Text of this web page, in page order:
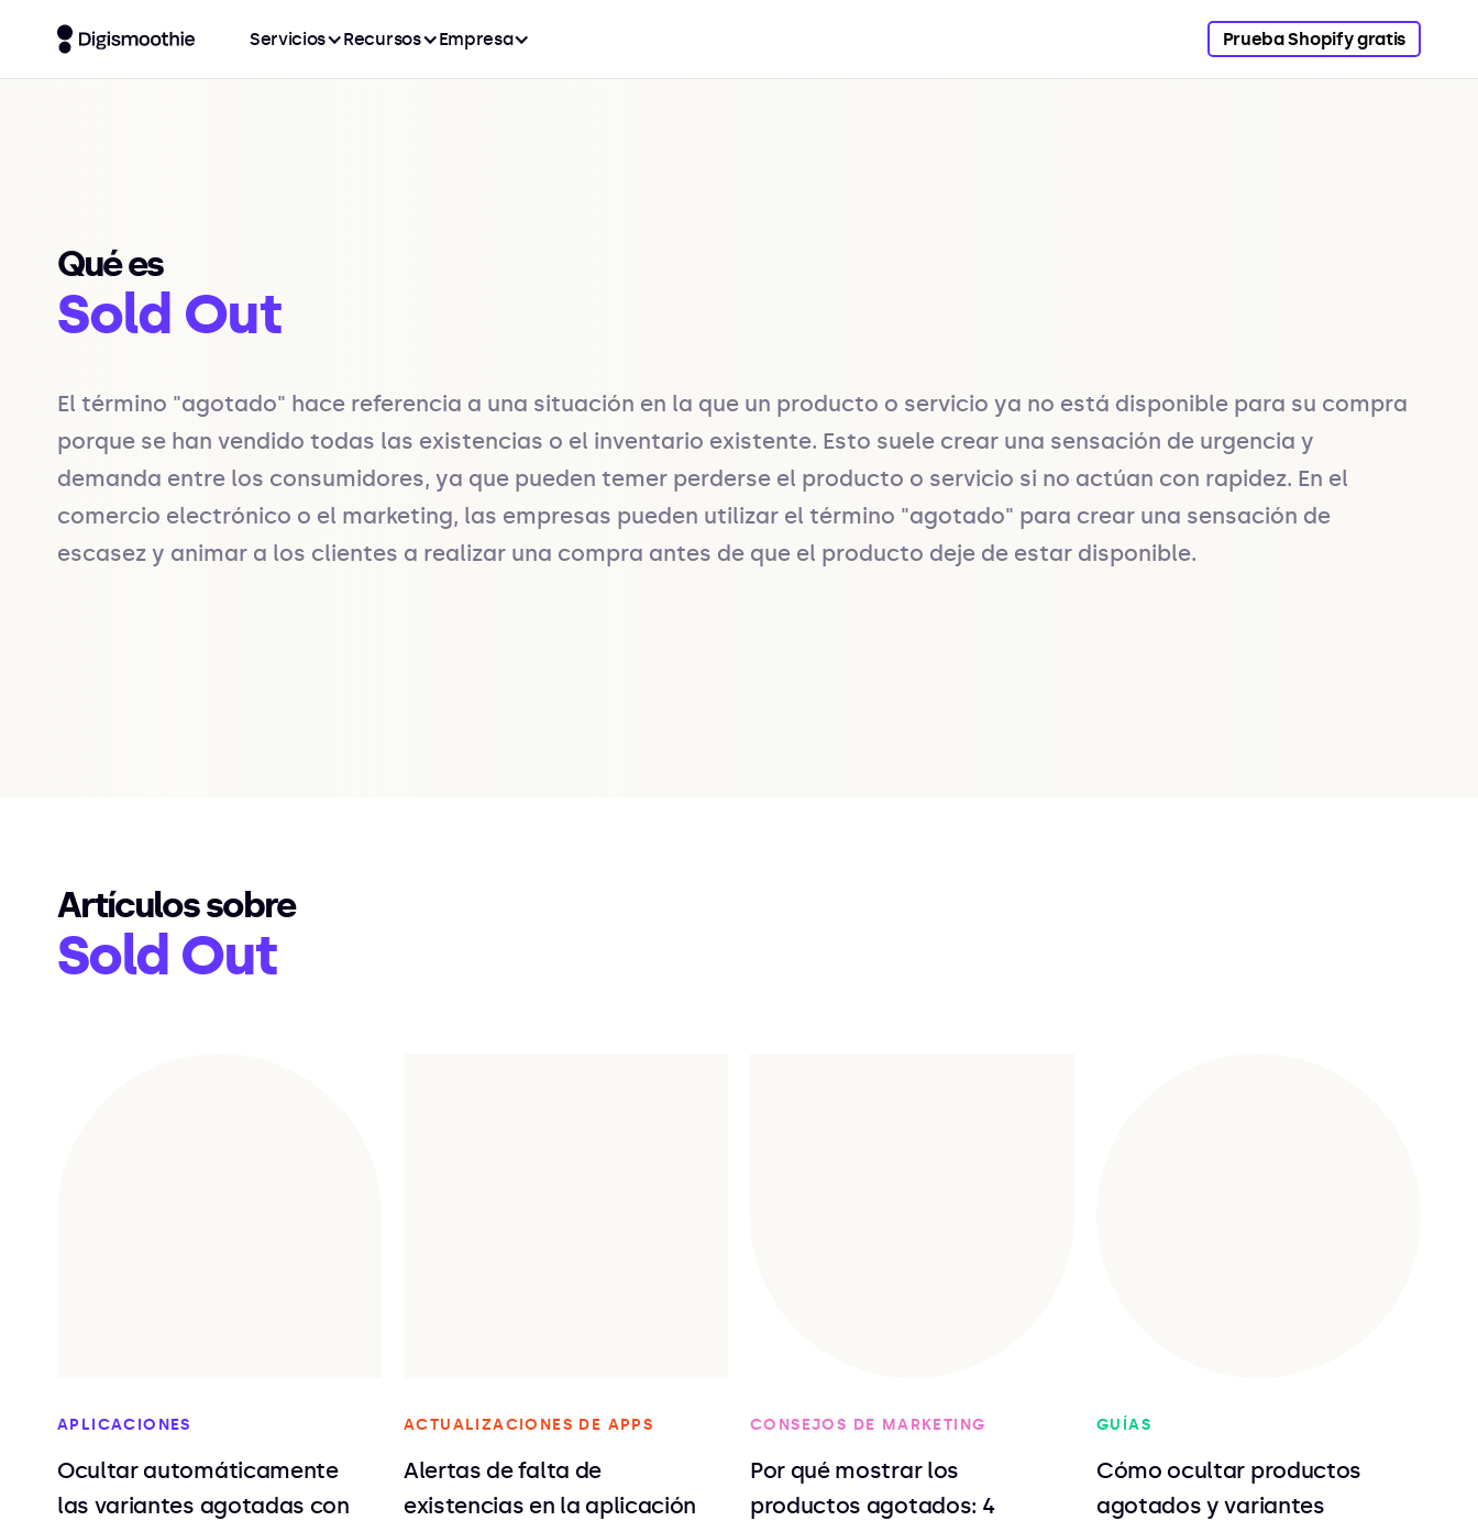
Servicios Recursos Empresa Prueba Shopify gratis
Qué es
Sold Out
El término "agotado" hace referencia a una situación en la que un producto o servicio ya no está disponible para su compra
porque se han vendido todas las existencias o el inventario existente. Esto suele crear una sensación de urgencia y
demanda entre los consumidores, ya que pueden temer perderse el producto o servicio si no actúan con rapidez. En el
comercio electrónico o el marketing, las empresas pueden utilizar el término "agotado" para crear una sensación de
escasez y animar a los clientes a realizar una compra antes de que el producto deje de estar disponible.
Artículos sobre
Sold Out
APLICACIONES
Ocultar automáticamente
las variantes agotadas con
ACTUALIZACIONES DE APPS
Alertas de falta de
existencias en la aplicación
CONSEJOS DE MARKETING
Por qué mostrar los
productos agotados: 4
GUÍAS
Cómo ocultar productos
agotados y variantes